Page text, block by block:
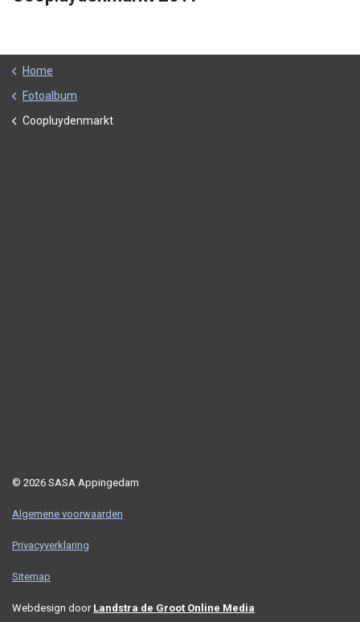
Home
Fotoalbum
Coopluydenmarkt
© 2026 SASA Appingedam
Algemene voorwaarden
Privacyverklaring
Sitemap
Webdesign door Landstra de Groot Online Media